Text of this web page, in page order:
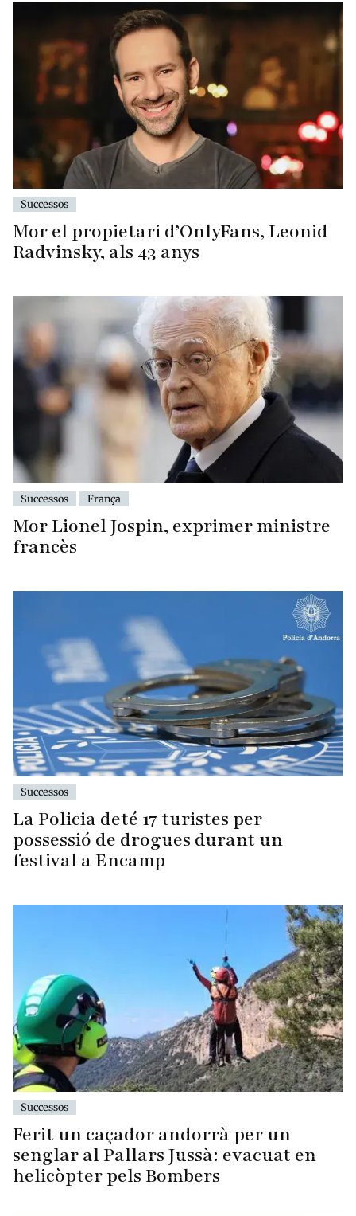
Successos
Mor el propietari d’OnlyFans, Leonid
Radvinsky, als 43 anys
Successos França
Mor Lionel Jospin, exprimer ministre
francès
Successos
La Policia deté 17 turistes per
possessió de drogues durant un
festival a Encamp
Successos
Ferit un caçador andorrà per un
senglar al Pallars Jussà: evacuat en
helicòpter pels Bombers